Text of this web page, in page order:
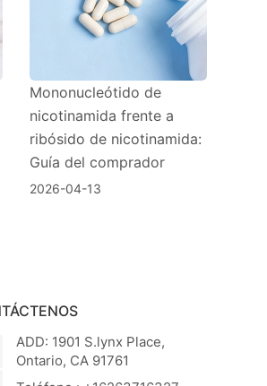
Mononucleótido de
nicotinamida frente a
ribósido de nicotinamida:
Guía del comprador
2026-04-13
ADD: 1901 S.lynx Place,
Ontario, CA 91761